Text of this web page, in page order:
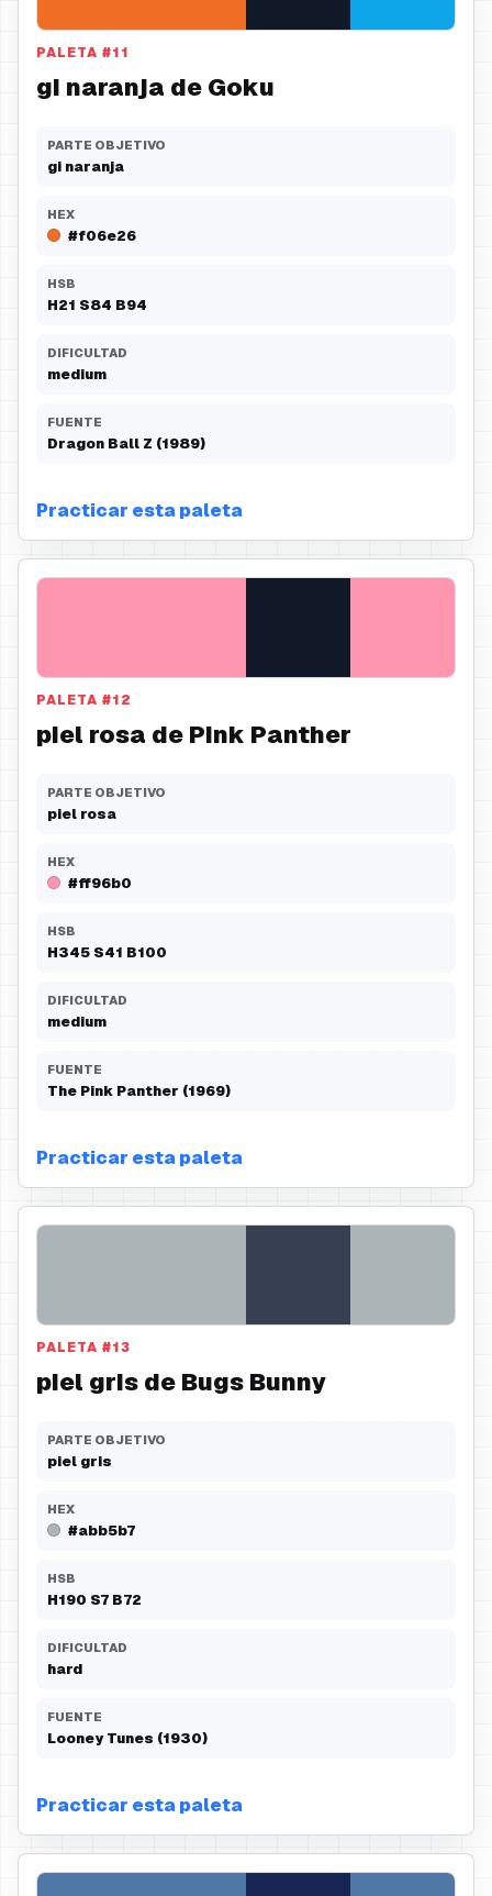
PALETA #11
gi naranja de Goku
PARTE OBJETIVO
gi naranja
HEX
#f06e26
HSB
H21 S84 B94
DIFICULTAD
medium
FUENTE
Dragon Ball Z (1989)
Practicar esta paleta
PALETA #12
piel rosa de Pink Panther
PARTE OBJETIVO
piel rosa
HEX
#ff96b0
HSB
H345 S41 B100
DIFICULTAD
medium
FUENTE
The Pink Panther (1969)
Practicar esta paleta
PALETA #13
piel gris de Bugs Bunny
PARTE OBJETIVO
piel gris
HEX
#abb5b7
HSB
H190 S7 B72
DIFICULTAD
hard
FUENTE
Looney Tunes (1930)
Practicar esta paleta